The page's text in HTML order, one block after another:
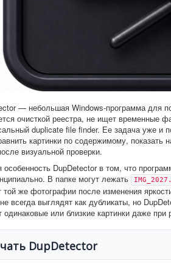
— небольшая Windows-программа для
очисткой реестра, не ищет временные
duplicate file finder. Ее задача уже и
картинки по содержимому,
визуальной проверки.
особенность DupDetector в том, что
В папке могут лежать
той же фотографии после изменения
всегда выглядят как дубликаты, но
одинаковые или близкие картинки даже
DupDetector